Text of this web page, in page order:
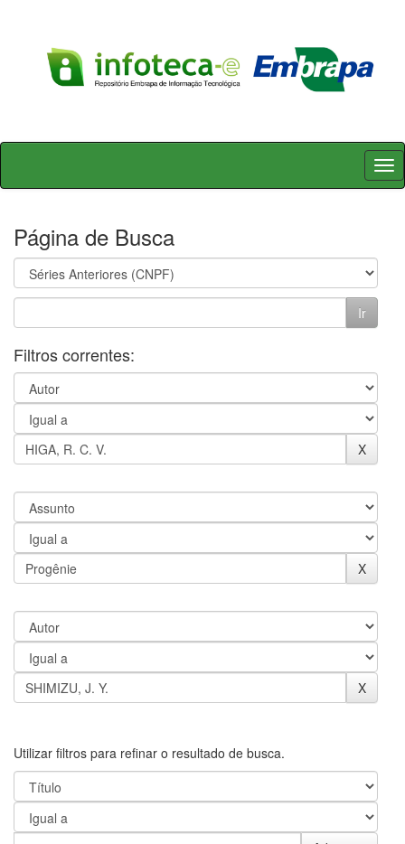
Skip
Página de Busca
Filtros correntes:
Utilizar filtros para refinar o resultado de busca.